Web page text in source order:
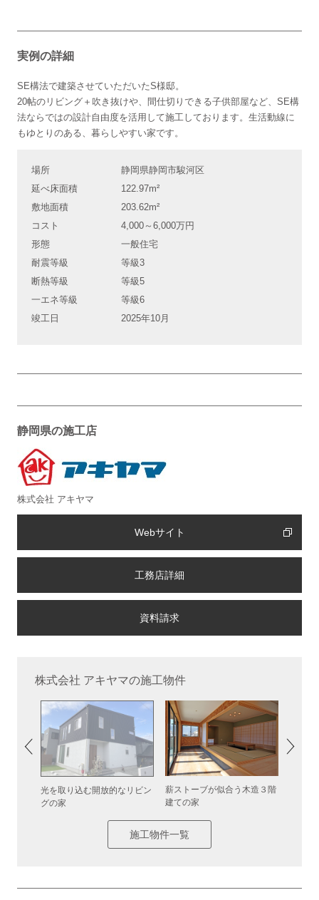
実例の詳細
SE構法で建築させていただいたS様邸。
20帖のリビング＋吹き抜けや、間仕切りできる子供部屋など、SE構
法ならではの設計自由度を活用して施工しております。生活動線に
もゆとりのある、暮らしやすい家です。
場所
静岡県静岡市駿河区
延べ床面積
122.97m²
敷地面積
203.62m²
コスト
4,000～6,000万円
形態
一般住宅
耐震等級
等級3
断熱等級
等級5
一エネ等級
等級6
竣工日
2025年10月
静岡県の施工店
株式会社 アキヤマ
Webサイト
工務店詳細
株式会社 アキヤマの施工物件
光を取り込む開放的なリビン
グの家
薪ストーブが似合う木造３階
建ての家
施工物件一覧